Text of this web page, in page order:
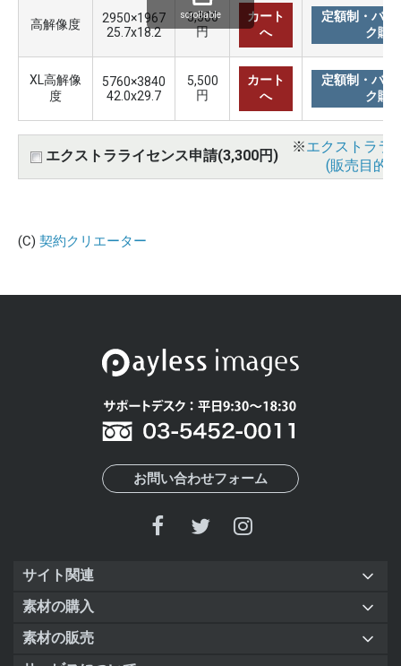
高解像度
2950×1967
25.7x18.2
3,300
円
カート
へ
定額制・バリ
ク購
XL高解像
度
5760×3840
42.0x29.7
5,500
円
カート
へ
定額制・バリ
ク購
エクストラライセンス申請(3,300円)
※エクストララ
(販売目的
scrollable
(C) 契約クリエーター
お問い合わせフォーム
サイト関連
素材の購入
素材の販売